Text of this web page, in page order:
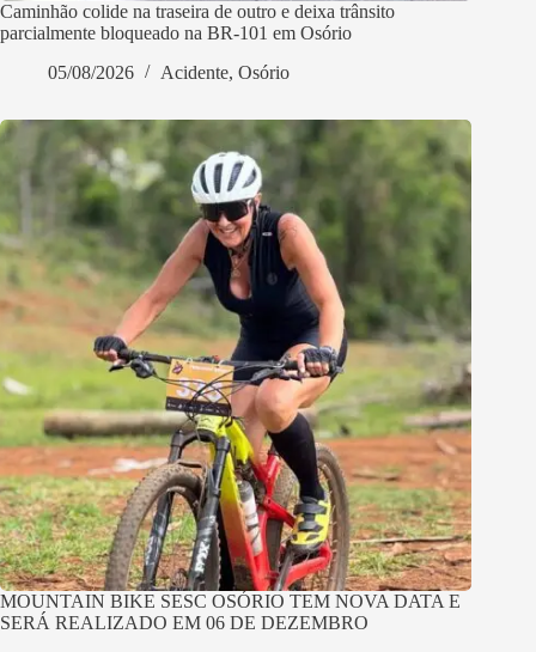
Caminhão colide na traseira de outro e deixa trânsito
parcialmente bloqueado na BR-101 em Osório
05/08/2026
Acidente, Osório
MOUNTAIN BIKE SESC OSÓRIO TEM NOVA DATA E
SERÁ REALIZADO EM 06 DE DEZEMBRO